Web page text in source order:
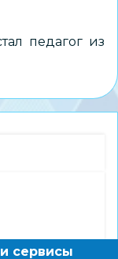
педагог из
сервисы